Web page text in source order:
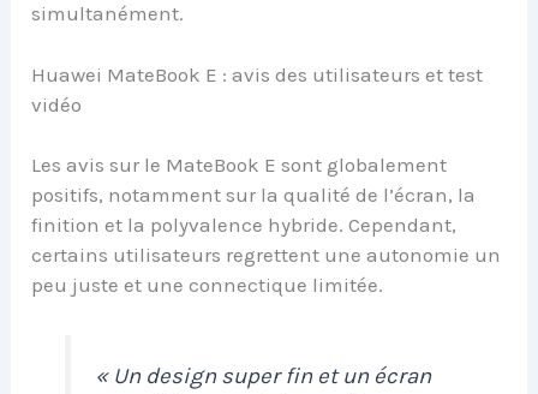
simultanément.
Huawei MateBook E : avis des utilisateurs et test
vidéo
Les avis sur le MateBook E sont globalement
positifs, notamment sur la qualité de l’écran, la
finition et la polyvalence hybride. Cependant,
certains utilisateurs regrettent une autonomie un
peu juste et une connectique limitée.
« Un design super fin et un écran